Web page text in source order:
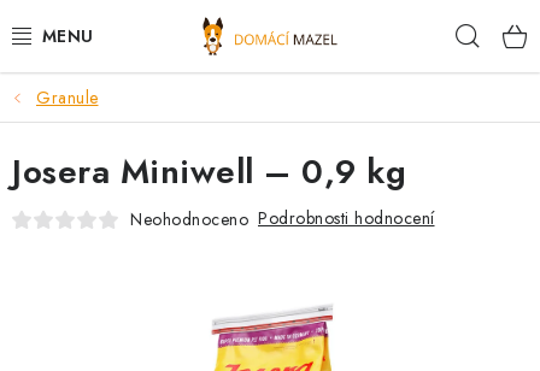
na
DOPORUČUJEME
VÝPRODEJ SKLADU
PSI
Granule
Josera Miniwell – 0,9 kg
Neohodnoceno Podrobnosti hodnocení